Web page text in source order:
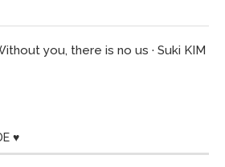
you, there is no us · Suki KIM
♥